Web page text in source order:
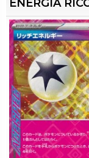
ENERGIA